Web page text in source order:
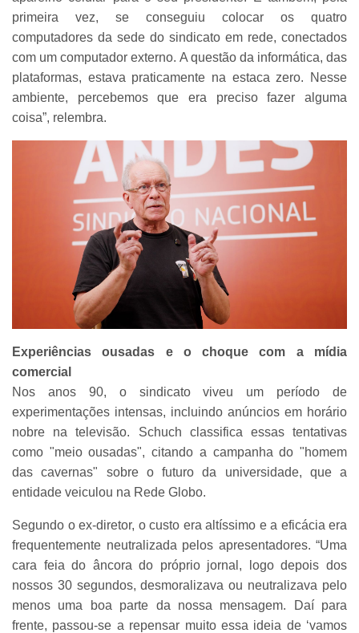
primeira vez, se conseguiu colocar os quatro
computadores da sede do sindicato em rede, conectados
com um computador externo. A questão da informática, das
plataformas, estava praticamente na estaca zero. Nesse
ambiente, percebemos que era preciso fazer alguma
coisa”, relembra.
Experiências ousadas e o choque com a mídia
comercial
Nos anos 90, o sindicato viveu um período de
experimentações intensas, incluindo anúncios em horário
nobre na televisão. Schuch classifica essas tentativas
como "meio ousadas", citando a campanha do "homem
das cavernas" sobre o futuro da universidade, que a
entidade veiculou na Rede Globo.
Segundo o ex-diretor, o custo era altíssimo e a eficácia era
frequentemente neutralizada pelos apresentadores. “Uma
cara feia do âncora do próprio jornal, logo depois dos
nossos 30 segundos, desmoralizava ou neutralizava pelo
menos uma boa parte da nossa mensagem. Daí para
frente, passou-se a repensar muito essa ideia de ‘vamos